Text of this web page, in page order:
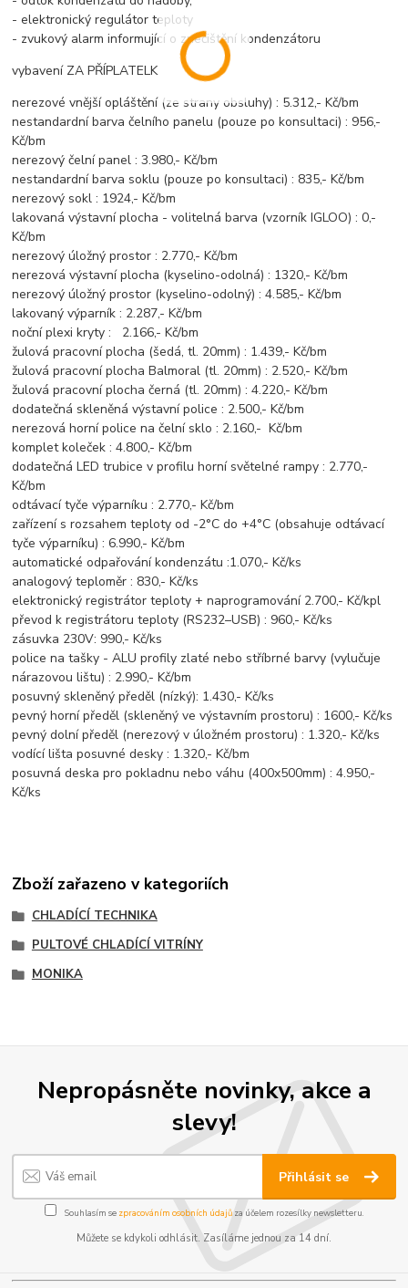
- elektronický regulátor teploty
- zvukový alarm informující o znečištění kondenzátoru
vybavení ZA PŘÍPLATELK
nerezové vnější opláštění (ze strany obsluhy) : 5.312,- Kč/bm
nestandardní barva čelního panelu (pouze po konsultaci) : 956,-
Kč/bm
nerezový čelní panel : 3.980,- Kč/bm
nestandardní barva soklu (pouze po konsultaci) : 835,- Kč/bm
nerezový sokl : 1924,- Kč/bm
lakovaná výstavní plocha - volitelná barva (vzorník IGLOO) : 0,-
Kč/bm
nerezový úložný prostor : 2.770,- Kč/bm
nerezová výstavní plocha (kyselino-odolná) : 1320,- Kč/bm
nerezový úložný prostor (kyselino-odolný) : 4.585,- Kč/bm
lakovaný výparník : 2.287,- Kč/bm
noční plexi kryty : 2.166,- Kč/bm
žulová pracovní plocha (šedá, tl. 20mm) : 1.439,- Kč/bm
žulová pracovní plocha Balmoral (tl. 20mm) : 2.520,- Kč/bm
žulová pracovní plocha černá (tl. 20mm) : 4.220,- Kč/bm
dodatečná skleněná výstavní police : 2.500,- Kč/bm
nerezová horní police na čelní sklo : 2.160,- Kč/bm
komplet koleček : 4.800,- Kč/bm
dodatečná LED trubice v profilu horní světelné rampy : 2.770,-
Kč/bm
odtávací tyče výparníku : 2.770,- Kč/bm
zařízení s rozsahem teploty od -2°C do +4°C (obsahuje odtávací
tyče výparníku) : 6.990,- Kč/bm
automatické odpařování kondenzátu :1.070,- Kč/ks
analogový teploměr : 830,- Kč/ks
elektronický registrátor teploty + naprogramování 2.700,- Kč/kpl
převod k registrátoru teploty (RS232–USB) : 960,- Kč/ks
zásuvka 230V: 990,- Kč/ks
police na tašky - ALU profily zlaté nebo stříbrné barvy (vylučuje
nárazovou lištu) : 2.990,- Kč/bm
posuvný skleněný předěl (nízký): 1.430,- Kč/ks
pevný horní předěl (skleněný ve výstavním prostoru) : 1600,- Kč/ks
pevný dolní předěl (nerezový v úložném prostoru) : 1.320,- Kč/ks
vodící lišta posuvné desky : 1.320,- Kč/bm
posuvná deska pro pokladnu nebo váhu (400x500mm) : 4.950,-
Kč/ks
Zboží zařazeno v kategoriích
CHLADÍCÍ TECHNIKA
PULTOVÉ CHLADÍCÍ VITRÍNY
MONIKA
Nepropásněte novinky, akce a
slevy!
Přihlásit se
Souhlasím se zpracováním osobních údajůza účelem rozesílky newsletteru.
Můžete se kdykoli odhlásit. Zasíláme jednou za 14 dní.